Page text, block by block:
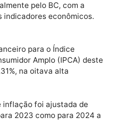
na segunda redução
o mercado financeiro
Focus de hoje (31),
pelo BC, com a
indicadores econômicos.
para o Índice